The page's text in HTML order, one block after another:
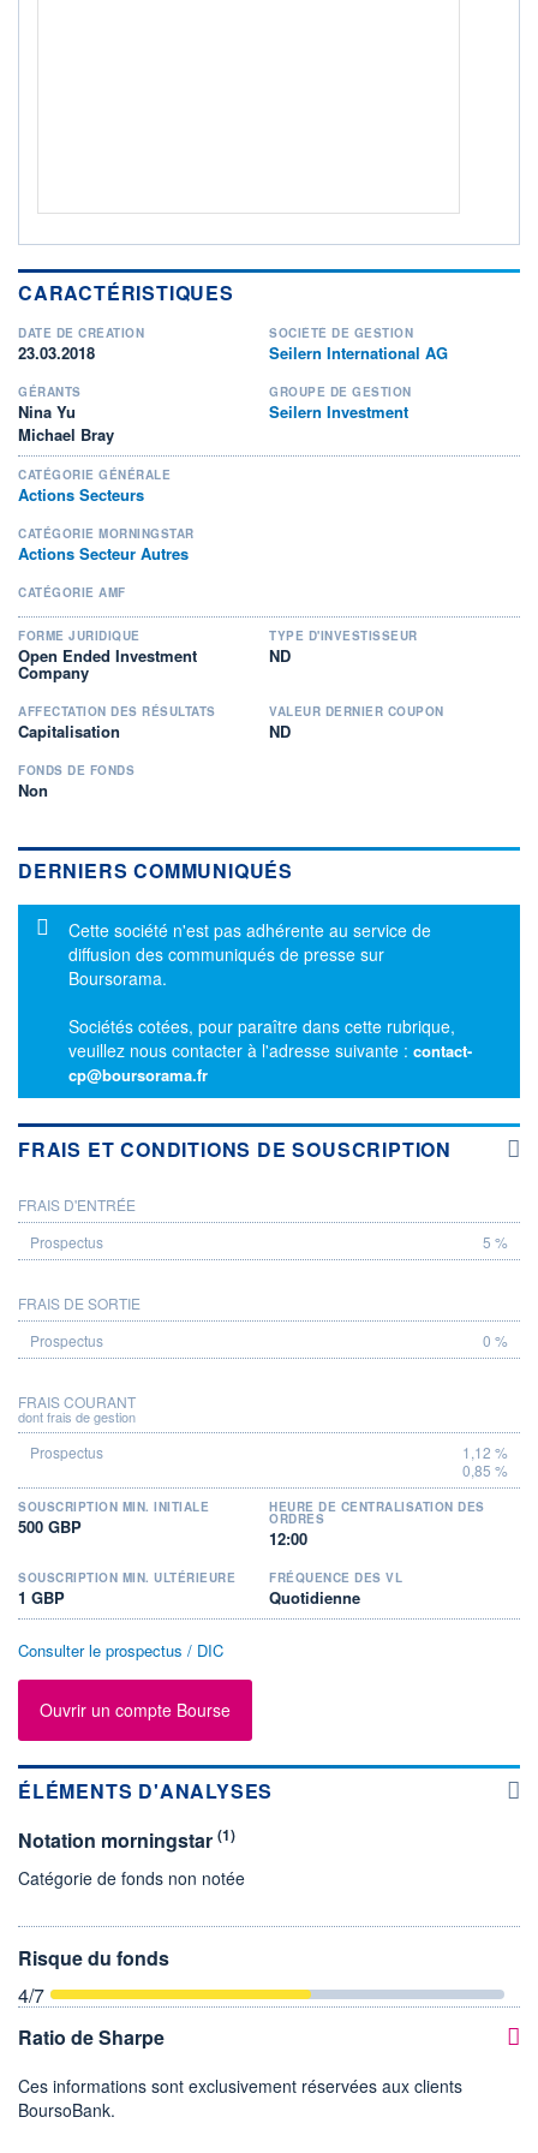
CARACTÉRISTIQUES
DATE DE CRÉATION
23.03.2018
SOCIÉTÉ DE GESTION
Seilern International AG
GÉRANTS
Nina Yu
Michael Bray
GROUPE DE GESTION
Seilern Investment
CATÉGORIE GÉNÉRALE
Actions Secteurs
CATÉGORIE MORNINGSTAR
Actions Secteur Autres
CATÉGORIE AMF
FORME JURIDIQUE
Open Ended Investment
Company
TYPE D'INVESTISSEUR
ND
AFFECTATION DES RÉSULTATS
Capitalisation
VALEUR DERNIER COUPON
ND
FONDS DE FONDS
Non
DERNIERS COMMUNIQUÉS
Message d'information
Cette société n'est pas adhérente au service de
diffusion des communiqués de presse sur
Boursorama.
Sociétés cotées, pour paraître dans cette rubrique,
veuillez nous contacter à l'adresse suivante : contact-
cp@boursorama.fr
FRAIS ET CONDITIONS DE SOUSCRIPTION
PROSPECTUS
FRAIS D'ENTRÉE
5 %
FRAIS DE SORTIE
0 %
FRAIS COURANT
dont frais de gestion
1,12 %
0,85 %
SOUSCRIPTION MIN. INITIALE
500 GBP
HEURE DE CENTRALISATION DES
ORDRES
12:00
SOUSCRIPTION MIN. ULTÉRIEURE
1 GBP
FRÉQUENCE DES VL
Quotidienne
Consulter le prospectus / DIC
Ouvrir un compte Bourse
ÉLÉMENTS D'ANALYSES
Notation morningstar (1)
Catégorie de fonds non notée
Risque du fonds
4/7
Ratio de Sharpe
Ces informations sont exclusivement réservées aux clients
BoursoBank.